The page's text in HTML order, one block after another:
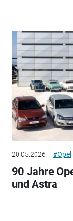
20.05.2026 #Opel
90 Jahre
und Astra